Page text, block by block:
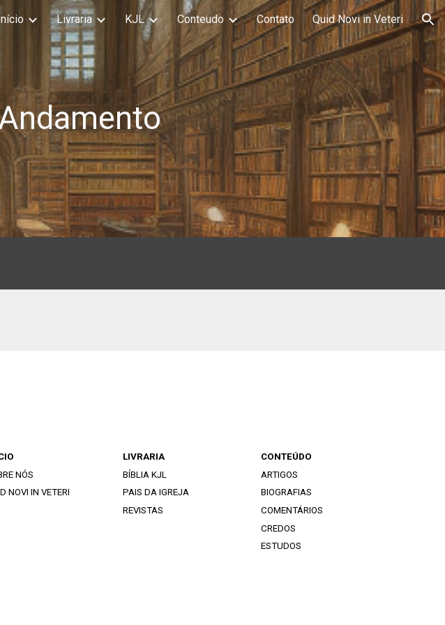
Skip to navigation
Livraria KJL Conteudo Contato Quid Novi in Veteri
NÓS
NOVI IN VETERI
LIVRARIA
BÍBLIA KJL
PAIS DA IGREJA
REVISTAS
CONTEÚDO
ARTIGOS
BIOGRAFIAS
COMENTÁRIOS
CREDOS
ESTUDOS